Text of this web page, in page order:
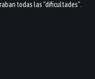
todas las "dificultades".